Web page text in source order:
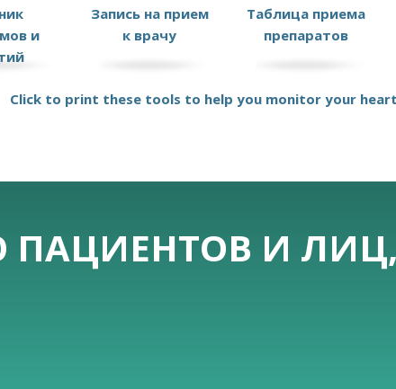
и
Запись на прием
к врачу
Таблица приема
препаратов
Click to print these tools to help you monitor your
ПАЦИЕНТОВ И